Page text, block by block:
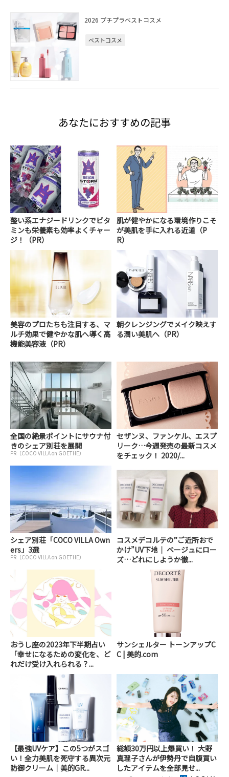
2026 プチプラベストコスメ
ベストコスメ
あなたにおすすめの記事
整い系エナジードリンクでビタ
ミンも栄養素も効率よくチャー
ジ！（PR）
肌が健やかになる環境作りこそ
が美肌を手に入れる近道（P
R）
美容のプロたちも注目する、マ
ルチ効果で健やかな肌へ導く高
機能美容液（PR）
朝クレンジングでメイク映えす
る潤い美肌へ（PR）
全国の絶景ポイントにサウナ付
きのシェア別荘を展開
PR（COCO VILLA on GOETHE）
セザンヌ、ファンケル、エスプ
リーク…今週発売の最新コスメ
をチェック！ 2020/...
シェア別荘「COCO VILLA Own
ers」3選
PR（COCO VILLA on GOETHE）
コスメデコルテの”ご近所おで
かけ”UV下地｜ ベージュにロー
ズ…どれにしようか徹...
おうし座の2023年下半期占い
「幸せになるための変化を、ど
れだけ受け入れられる？...
サンシェルター トーンアップC
C | 美的.com
【最強UVケア】この5つがスゴ
い！全力美肌を死守する異次元
防御クリーム｜美的GR...
総額30万円以上爆買い！ 大野
真理子さんが伊勢丹で自腹買い
したアイテムを全部見せ...